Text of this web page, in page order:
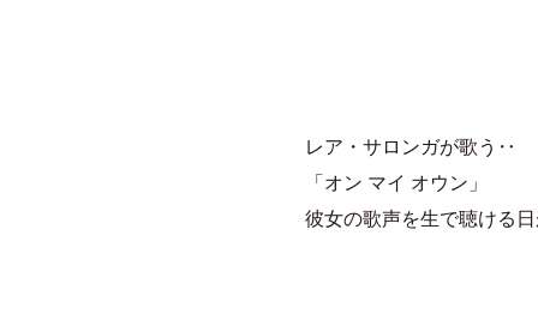
レア・サロンガが歌う‥
「オン マイ オウン」
彼女の歌声を生で聴ける